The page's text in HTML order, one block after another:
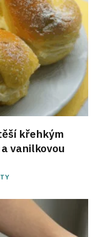
křehkým
vanilkovou